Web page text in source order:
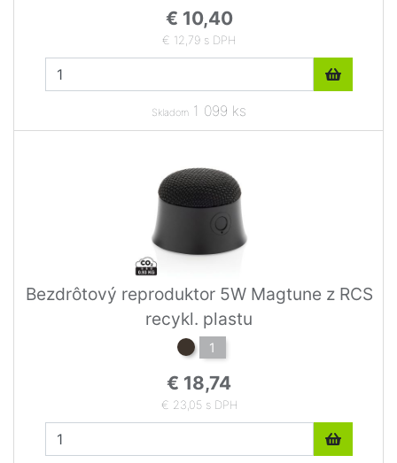
€ 10,40
€ 12,79 s DPH
Skladom 1 099 ks
Bezdrôtový reproduktor 5W Magtune z RCS
recykl. plastu
1
€ 18,74
€ 23,05 s DPH